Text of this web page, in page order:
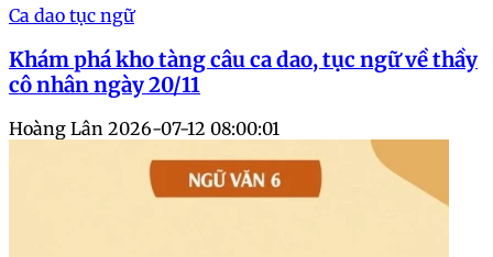
Ca dao tục ngữ
Khám phá kho tàng câu ca dao, tục ngữ về thầy
cô nhân ngày 20/11
Hoàng Lân 2026-07-12 08:00:01